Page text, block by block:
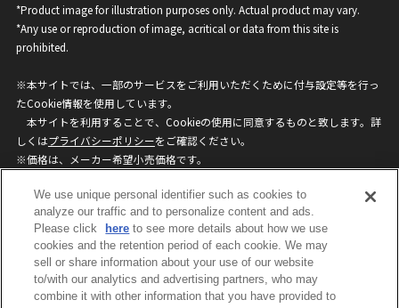
*Product image for illustration purposes only. Actual product may vary.
*Any use or reproduction of image, acritical or data from this site is
prohibited.
※本サイトでは、一部のサービスをご利用いただくために付与設定等を行っ
たCookie情報を使用しています。
本サイトを利用することで、Cookieの使用に同意するものと致します。詳
しくはプライバシーポリシーをご確認ください。
※価格は、メーカー希望小売価格です。
ざいますのでご了承ください。
privacypolicy
Do Not Sell or Share My
Personal Information
ウェブサイトご利用条件
ソーシャルメディアポリシー
個人情報保護方針
お問い合わせ
We use unique personal identifier such as cookies to
analyze our traffic and to personalize content and ads.
Please click
here to see more details about how we use
cookies and the retention period of each cookie. We may
sell or share information about your use of our website
to/with our analytics and advertising partners, who may
combine it with other information that you have provided to